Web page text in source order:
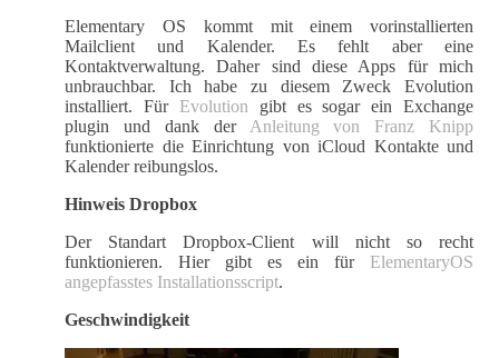
Elementary OS kommt mit einem vorinstallierten
Mailclient und Kalender. Es fehlt aber eine
Kontaktverwaltung. Daher sind diese Apps für mich
unbrauchbar. Ich habe zu diesem Zweck Evolution
installiert. Für Evolution gibt es sogar ein Exchange
plugin und dank der Anleitung von Franz Knipp
funktionierte die Einrichtung von iCloud Kontakte und
Kalender reibungslos.
Hinweis Dropbox
Der Standart Dropbox-Client will nicht so recht
funktionieren. Hier gibt es ein für ElementaryOS
angepfasstes Installationsscript.
Geschwindigkeit